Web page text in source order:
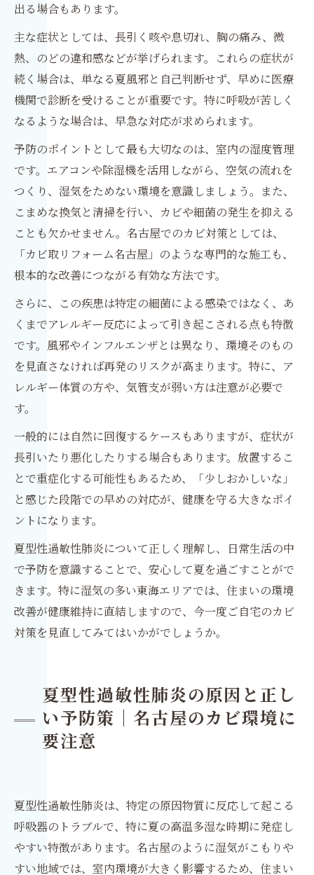
出る場合もあります。
主な症状としては、長引く咳や息切れ、胸の痛み、微
熱、のどの違和感などが挙げられます。これらの症状が
続く場合は、単なる夏風邪と自己判断せず、早めに医療
機関で診断を受けることが重要です。特に呼吸が苦しく
なるような場合は、早急な対応が求められます。
予防のポイントとして最も大切なのは、室内の湿度管理
です。エアコンや除湿機を活用しながら、空気の流れを
つくり、湿気をためない環境を意識しましょう。また、
こまめな換気と清掃を行い、カビや細菌の発生を抑える
ことも欠かせません。名古屋でのカビ対策としては、
「カビ取リフォーム名古屋」のような専門的な施工も、
根本的な改善につながる有効な方法です。
さらに、この疾患は特定の細菌による感染ではなく、あ
くまでアレルギー反応によって引き起こされる点も特徴
です。風邪やインフルエンザとは異なり、環境そのもの
を見直さなければ再発のリスクが高まります。特に、ア
レルギー体質の方や、気管支が弱い方は注意が必要で
す。
一般的には自然に回復するケースもありますが、症状が
長引いたり悪化したりする場合もあります。放置するこ
とで重症化する可能性もあるため、「少しおかしいな」
と感じた段階での早めの対応が、健康を守る大きなポイ
ントになります。
夏型性過敏性肺炎について正しく理解し、日常生活の中
で予防を意識することで、安心して夏を過ごすことがで
きます。特に湿気の多い東海エリアでは、住まいの環境
改善が健康維持に直結しますので、今一度ご自宅のカビ
対策を見直してみてはいかがでしょうか。
夏型性過敏性肺炎の原因と正し
い予防策｜名古屋のカビ環境に
要注意
夏型性過敏性肺炎は、特定の原因物質に反応して起こる
呼吸器のトラブルで、特に夏の高温多湿な時期に発症し
やすい特徴があります。名古屋のように湿気がこもりや
すい地域では、室内環境が大きく影響するため、住まい